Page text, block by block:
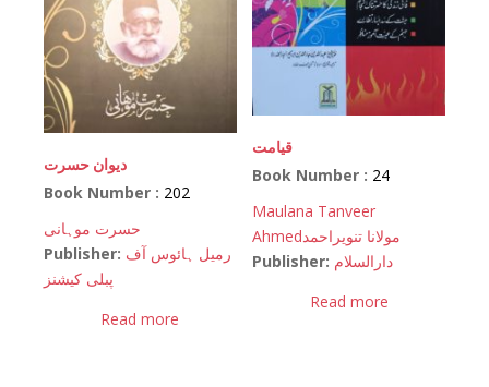
دیوان حسرت
Book Number : 202
حسرت موہانی
Publisher: رمیل ہائوس آف
پبلی کیشنز
Read more
قیامت
Book Number : 24
Maulana Tanveer
Ahmedمولانا تنویراحمد
Publisher: دارالسلام
Read more